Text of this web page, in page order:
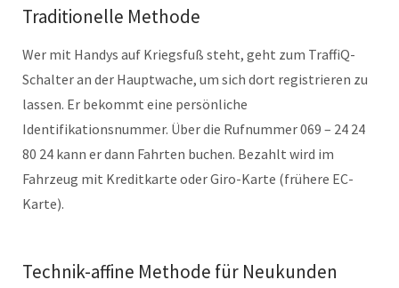
Traditionelle Methode
Wer mit Handys auf Kriegsfuß steht, geht zum TraffiQ-
Schalter an der Hauptwache, um sich dort registrieren zu
lassen. Er bekommt eine persönliche
Identifikationsnummer. Über die Rufnummer 069 – 24 24
80 24 kann er dann Fahrten buchen. Bezahlt wird im
Fahrzeug mit Kreditkarte oder Giro-Karte (frühere EC-
Karte).
Technik-affine Methode für Neukunden